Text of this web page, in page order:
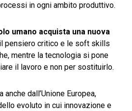
in ogni ambito produttivo.
umano acquista una nuova
pensiero critico e le soft skills
mentre la tecnologia si pone
il lavoro e non per sostituirlo.
anche dall’Unione Europea,
evoluto in cui innovazione e